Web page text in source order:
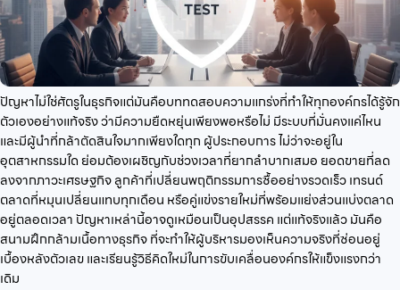
ปัญหาไม่ใช่ศัตรูในธุรกิจแต่มันคือบททดสอบความแกร่งที่ทำให้ทุกองค์กรได้รู้จัก
ตัวเองอย่างแท้จริง ว่ามีความยืดหยุ่นเพียงพอหรือไม่ มีระบบที่มั่นคงแค่ไหน
และมีผู้นำที่กล้าตัดสินใจมากเพียงใดทุก ผู้ประกอบการ ไม่ว่าจะอยู่ใน
อุตสาหกรรมใด ย่อมต้องเผชิญกับช่วงเวลาที่ยากลำบากเสมอ ยอดขายที่ลด
ลงจากภาวะเศรษฐกิจ ลูกค้าที่เปลี่ยนพฤติกรรมการซื้ออย่างรวดเร็ว เทรนด์
ตลาดที่หมุนเปลี่ยนแทบทุกเดือน หรือคู่แข่งรายใหม่ที่พร้อมแย่งส่วนแบ่งตลาด
อยู่ตลอดเวลา ปัญหาเหล่านี้อาจดูเหมือนเป็นอุปสรรค แต่แท้จริงแล้ว มันคือ
สนามฝึกกล้ามเนื้อทางธุรกิจ ที่จะทำให้ผู้บริหารมองเห็นความจริงที่ซ่อนอยู่
เบื้องหลังตัวเลข และเรียนรู้วิธีคิดใหม่ในการขับเคลื่อนองค์กรให้แข็งแรงกว่า
เดิม